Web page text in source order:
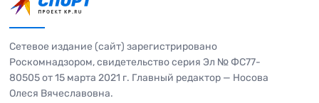
Сетевое издание (сайт) зарегистрировано
Роскомнадзором, свидетельство серия Эл № ФС77-
80505 от 15 марта 2021 г. Главный редактор — Носова
Олеся Вячеславовна.